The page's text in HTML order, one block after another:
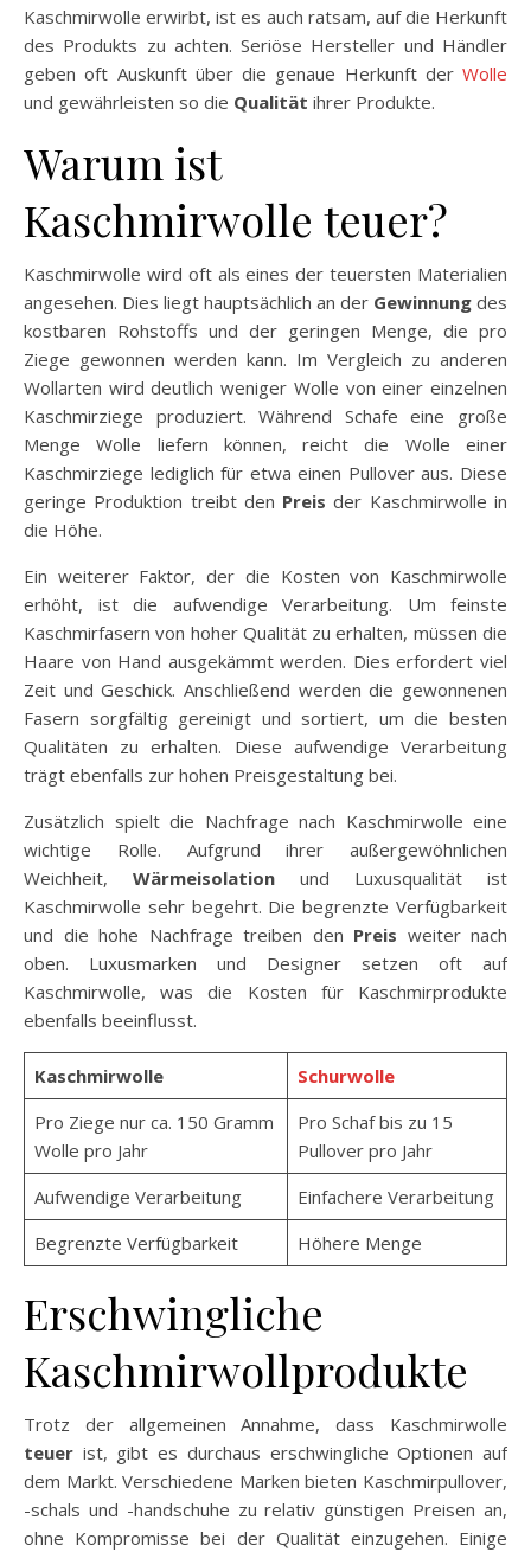
Kaschmirwolle erwirbt, ist es auch ratsam, auf die Herkunft
des Produkts zu achten. Seriöse Hersteller und Händler
geben oft Auskunft über die genaue Herkunft der Wolle
und gewährleisten so die Qualität ihrer Produkte.
Warum ist
Kaschmirwolle teuer?
Kaschmirwolle wird oft als eines der teuersten Materialien
angesehen. Dies liegt hauptsächlich an der Gewinnung des
kostbaren Rohstoffs und der geringen Menge, die pro
Ziege gewonnen werden kann. Im Vergleich zu anderen
Wollarten wird deutlich weniger Wolle von einer einzelnen
Kaschmirziege produziert. Während Schafe eine große
Menge Wolle liefern können, reicht die Wolle einer
Kaschmirziege lediglich für etwa einen Pullover aus. Diese
geringe Produktion treibt den Preis der Kaschmirwolle in
die Höhe.
Ein weiterer Faktor, der die Kosten von Kaschmirwolle
erhöht, ist die aufwendige Verarbeitung. Um feinste
Kaschmirfasern von hoher Qualität zu erhalten, müssen die
Haare von Hand ausgekämmt werden. Dies erfordert viel
Zeit und Geschick. Anschließend werden die gewonnenen
Fasern sorgfältig gereinigt und sortiert, um die besten
Qualitäten zu erhalten. Diese aufwendige Verarbeitung
trägt ebenfalls zur hohen Preisgestaltung bei.
Zusätzlich spielt die Nachfrage nach Kaschmirwolle eine
wichtige Rolle. Aufgrund ihrer außergewöhnlichen
Weichheit, Wärmeisolation und Luxusqualität ist
Kaschmirwolle sehr begehrt. Die begrenzte Verfügbarkeit
und die hohe Nachfrage treiben den Preis weiter nach
oben. Luxusmarken und Designer setzen oft auf
Kaschmirwolle, was die Kosten für Kaschmirprodukte
ebenfalls beeinflusst.
Kaschmirwolle
Schurwolle
Pro Ziege nur ca. 150 Gramm
Wolle pro Jahr
Pro Schaf bis zu 15
Pullover pro Jahr
Aufwendige Verarbeitung
Einfachere Verarbeitung
Begrenzte Verfügbarkeit
Höhere Menge
Erschwingliche
Kaschmirwollprodukte
Trotz der allgemeinen Annahme, dass Kaschmirwolle
teuer ist, gibt es durchaus erschwingliche Optionen auf
dem Markt. Verschiedene Marken bieten Kaschmirpullover,
-schals und -handschuhe zu relativ günstigen Preisen an,
ohne Kompromisse bei der Qualität einzugehen. Einige